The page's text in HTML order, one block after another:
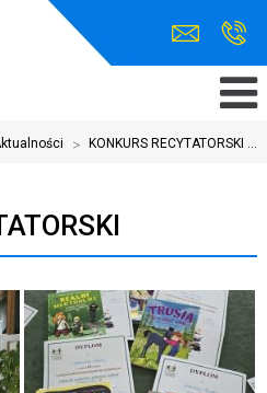
> KONKURS RECYTATORSKI ...